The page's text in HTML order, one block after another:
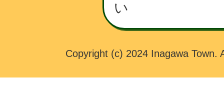
い
Copyright (c) 2024 Inagawa Town.